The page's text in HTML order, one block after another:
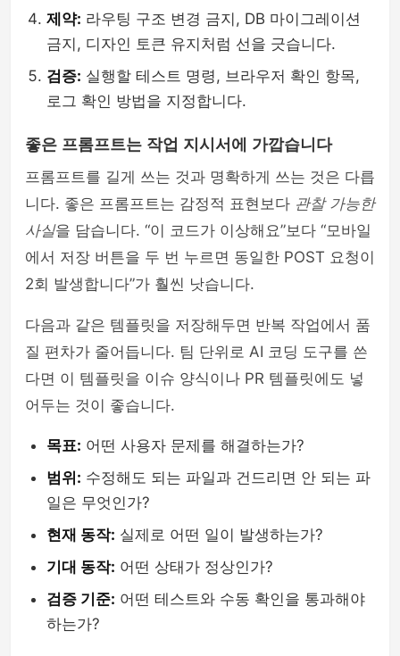
제약: 라우팅 구조 변경 금지, DB 마이그레이션
금지, 디자인 토큰 유지처럼 선을 긋습니다.
검증: 실행할 테스트 명령, 브라우저 확인 항목,
로그 확인 방법을 지정합니다.
좋은 프롬프트는 작업 지시서에 가깝습니다
프롬프트를 길게 쓰는 것과 명확하게 쓰는 것은 다릅
니다. 좋은 프롬프트는 감정적 표현보다 관찰 가능한
사실을 담습니다. “이 코드가 이상해요”보다 “모바일
에서 저장 버튼을 두 번 누르면 동일한 POST 요청이
2회 발생합니다”가 훨씬 낫습니다.
다음과 같은 템플릿을 저장해두면 반복 작업에서 품
질 편차가 줄어듭니다. 팀 단위로 AI 코딩 도구를 쓴
다면 이 템플릿을 이슈 양식이나 PR 템플릿에도 넣
어두는 것이 좋습니다.
목표: 어떤 사용자 문제를 해결하는가?
범위: 수정해도 되는 파일과 건드리면 안 되는 파
일은 무엇인가?
현재 동작: 실제로 어떤 일이 발생하는가?
기대 동작: 어떤 상태가 정상인가?
검증 기준: 어떤 테스트와 수동 확인을 통과해야
하는가?